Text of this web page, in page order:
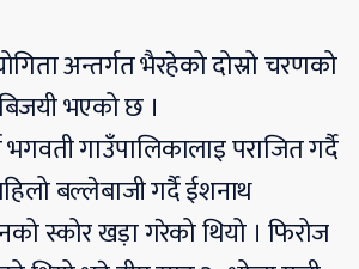
अन्तर्गत भैरहेको दोस्रो चरणको
भएको छ ।
गाउँपालिकालाइ पराजित गर्दै
बल्लेबाजी गर्दै ईशनाथ
स्कोर खड़ा गरेको थियो । फिरोज